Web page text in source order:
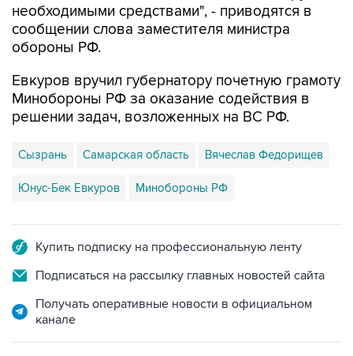
необходимыми средствами", - приводятся в
сообщении слова заместителя министра
обороны РФ.
Евкуров вручил губернатору почетную грамоту
Минобороны РФ за оказание содействия в
решении задач, возложенных на ВС РФ.
Сызрань Самарская область Вячеслав Федорищев
Юнус-Бек Евкуров Минобороны РФ
Купить подписку на профессиональную ленту
Подписаться на рассылку главных новостей сайта
Получать оперативные новости в официальном
канале